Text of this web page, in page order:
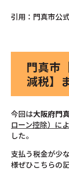
引用：門真市公
門真市
減税】
今回は大阪府門
ローン控除）に
した。
支払う税金が少
様ぜひこちらの